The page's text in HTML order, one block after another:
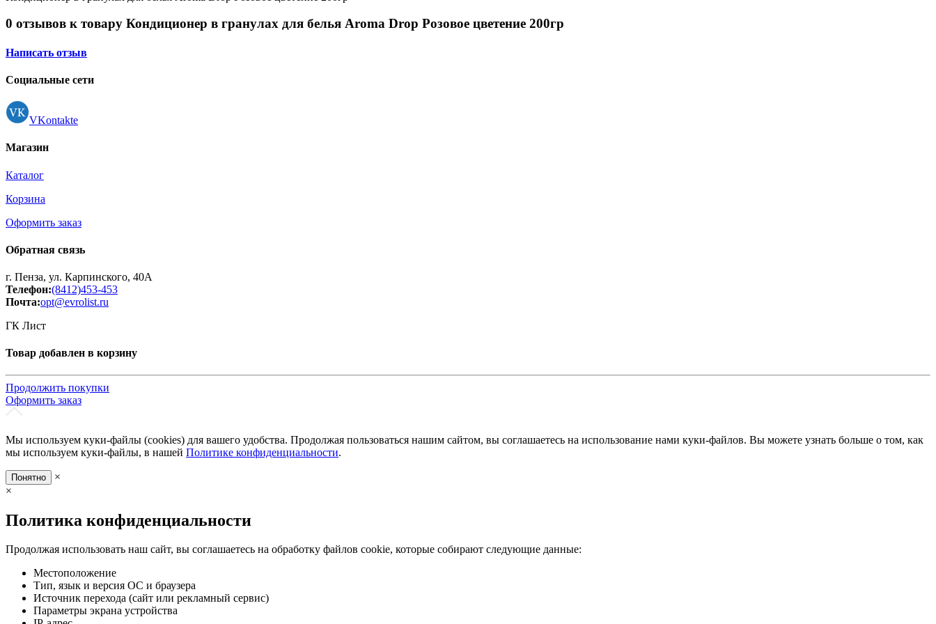
0 отзывов к товару Кондиционер в гранулах для белья Aroma Drop Розовое цветение 200гр
Написать отзыв
Социальные сети
VKontakte
Магазин
Каталог
Корзина
Оформить заказ
Обратная связь
г. Пенза, ул. Карпинского, 40А
Телефон:(8412)453-453
Почта:opt@evrolist.ru
ГК Лист
Товар добавлен в корзину
Продолжить покупки
Оформить заказ
Мы используем куки-файлы (cookies) для вашего удобства. Продолжая пользоваться нашим сайтом, вы соглашаетесь на использование нами куки-файлов. Вы можете узнать больше о том, как
мы используем куки-файлы, в нашей Политике конфиденциальности.
Понятно
×
×
Политика конфиденциальности
Продолжая использовать наш сайт, вы соглашаетесь на обработку файлов cookie, которые собирают следующие данные:
Местоположение
Тип, язык и версия ОС и браузера
Источник перехода (сайт или рекламный сервис)
Параметры экрана устройства